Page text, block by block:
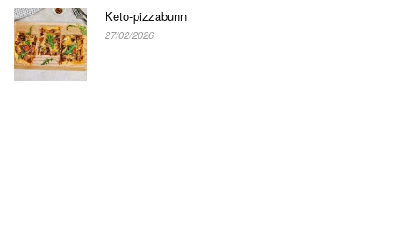
Keto-pizzabunn
27/02/2026